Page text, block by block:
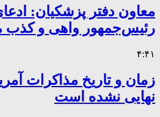
معاون دفتر پزشکیان:
رئیس‌جمهور واهی و
۴:۴۱
زمان و تاریخ مذاکرات
نهایی نشده است